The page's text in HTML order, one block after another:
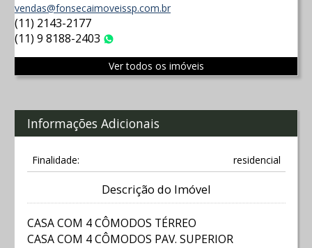
vendas@fonsecaimoveissp.com.br
(11) 2143-2177
(11) 9 8188-2403
Ver todos os imóveis
Informações Adicionais
Finalidade: residencial
Descrição do Imóvel
CASA COM 4 CÔMODOS TÉRREO
CASA COM 4 CÔMODOS PAV. SUPERIOR